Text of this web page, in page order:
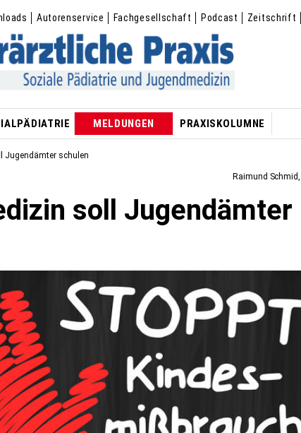
Autorenservice Fachgesellschaft Podcast Zeitschrift
MELDUNGEN PRAXISKOLUMNE
Jugendämter schulen
Raimund Schmid
soll Jugendämter